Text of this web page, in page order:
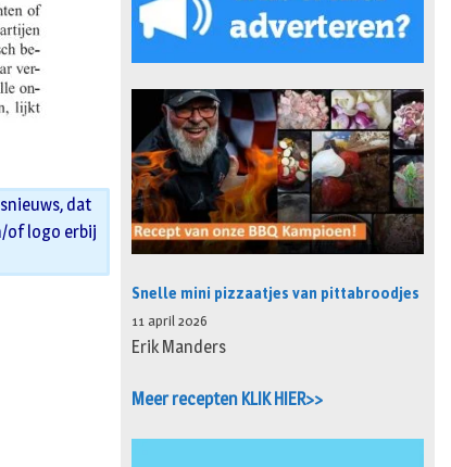
dat
of logo erbij
Snelle mini pizzaatjes van pittabroodjes
11 april 2026
Erik Manders
Meer recepten KLIK HIER>>